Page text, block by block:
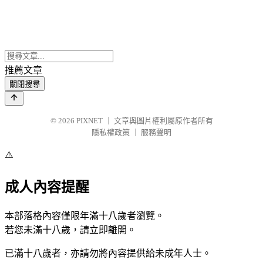
推薦文章
關閉搜尋
© 2026 PIXNET
文章與圖片權利屬原作者所有
隱私權政策
服務聲明
⚠️
成人內容提醒
本部落格內容僅限年滿十八歲者瀏覽。
若您未滿十八歲，請立即離開。
已滿十八歲者，亦請勿將內容提供給未成年人士。